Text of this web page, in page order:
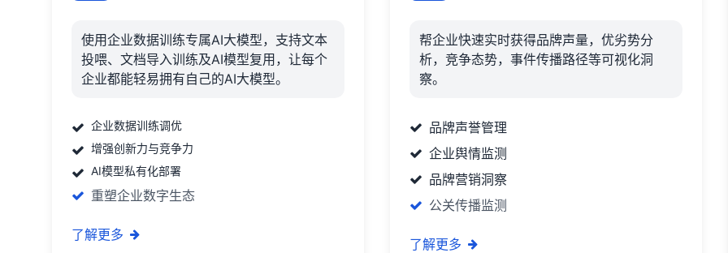
使用企业数据训练专属AI大模型，支持文本
投喂、文档导入训练及AI模型复用，让每个
企业都能轻易拥有自己的AI大模型。
企业数据训练调优
增强创新力与竞争力
AI模型私有化部署
重塑企业数字生态
了解更多
帮企业快速实时获得品牌声量，优劣势分
析，竞争态势，事件传播路径等可视化洞
察。
品牌声誉管理
企业舆情监测
品牌营销洞察
公关传播监测
了解更多